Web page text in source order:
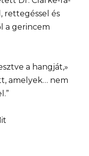
rettegéssel és
a gerincem
a hangját,»
amelyek… nem